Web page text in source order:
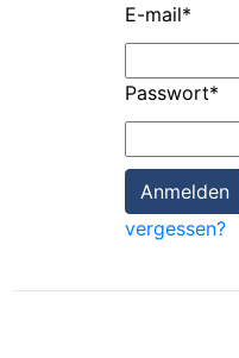
Paper
E-mail*
Passwort*
vergessen?